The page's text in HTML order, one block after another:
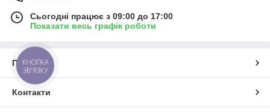
Сьогодні працює з 09:00 до 17:00
Показати весь графік роботи
Про нас
Контакти
КНОПКА
ЗВ'ЯЗКУ